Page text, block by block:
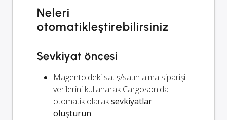
Neleri
otomatikleştirebilirsiniz
Sevkiyat öncesi
Magento'deki satış/satın alma siparişi
verilerini kullanarak Cargoson'da
otomatik olaraksevkiyatlar
oluşturun